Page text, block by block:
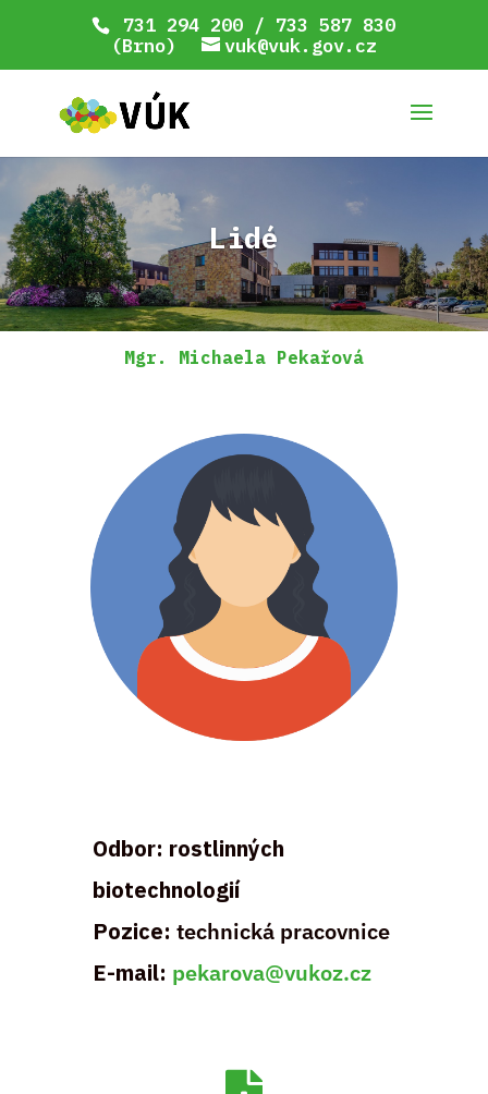
731 294 200 / 733 587 830
(Brno)
vuk@vuk.gov.cz
Lidé
Mgr. Michaela Pekařová
Odbor: rostlinných
biotechnologií
Pozice: technická pracovnice
E-mail: pekarova@vukoz.cz